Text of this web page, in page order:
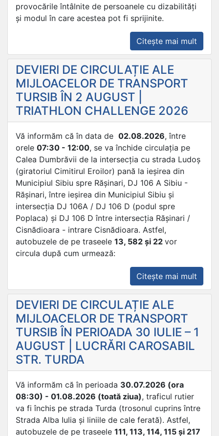
provocările întâlnite de persoanele cu dizabilități
și modul în care acestea pot fi sprijinite.
Citește mai mult
DE
DEVIERI DE CIRCULAȚIE ALE
MIJLOACELOR DE TRANSPORT
TURSIB ÎN 2 AUGUST |
TRIATHLON CHALLENGE 2026
Vă informăm că în data de 02.08.2026, între
orele 07:30 - 12:00, se va închide circulația pe
Calea Dumbrăvii de la intersecția cu strada Ludoș
(giratoriul Cimitirul Eroilor) pană la ieșirea din
Municipiul Sibiu spre Rășinari, DJ 106 A Sibiu -
Rășinari, între ieșirea din Municipiul Sibiu și
intersecția DJ 106A / DJ 106 D (podul spre
Poplaca) și DJ 106 D între intersecția Rășinari /
Cisnădioara - intrare Cisnădioara. Astfel,
autobuzele de pe traseele 13, 582 și 22 vor
circula după cum urmează:
Citește mai mult
DE
DE
ÎN
|
DEVIERI DE CIRCULAȚIE ALE
MIJLOACELOR DE TRANSPORT
TURSIB ÎN PERIOADA 30 IULIE – 1
AUGUST | LUCRĂRI CAROSABIL
STR. TURDA
Vă informăm că în perioada 30.07.2026 (ora
08:30) - 01.08.2026 (toată ziua), traficul rutier
va fi închis pe strada Turda (trosonul cuprins între
Strada Alba Iulia și liniile de cale ferată). Astfel,
autobuzele de pe traseele 111, 113, 114, 115 și 217